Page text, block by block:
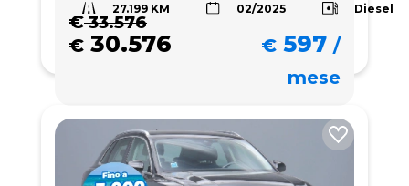
27.199 KM 02/2025 Diesel
€33.576
€ 30.576 € 597 /
mese